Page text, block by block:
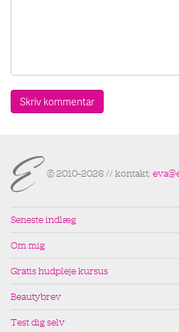
© 2010–2026 // kontakt:
Seneste indlæg
Om mig
Gratis hudpleje kursus
Beautybrev
Test dig selv